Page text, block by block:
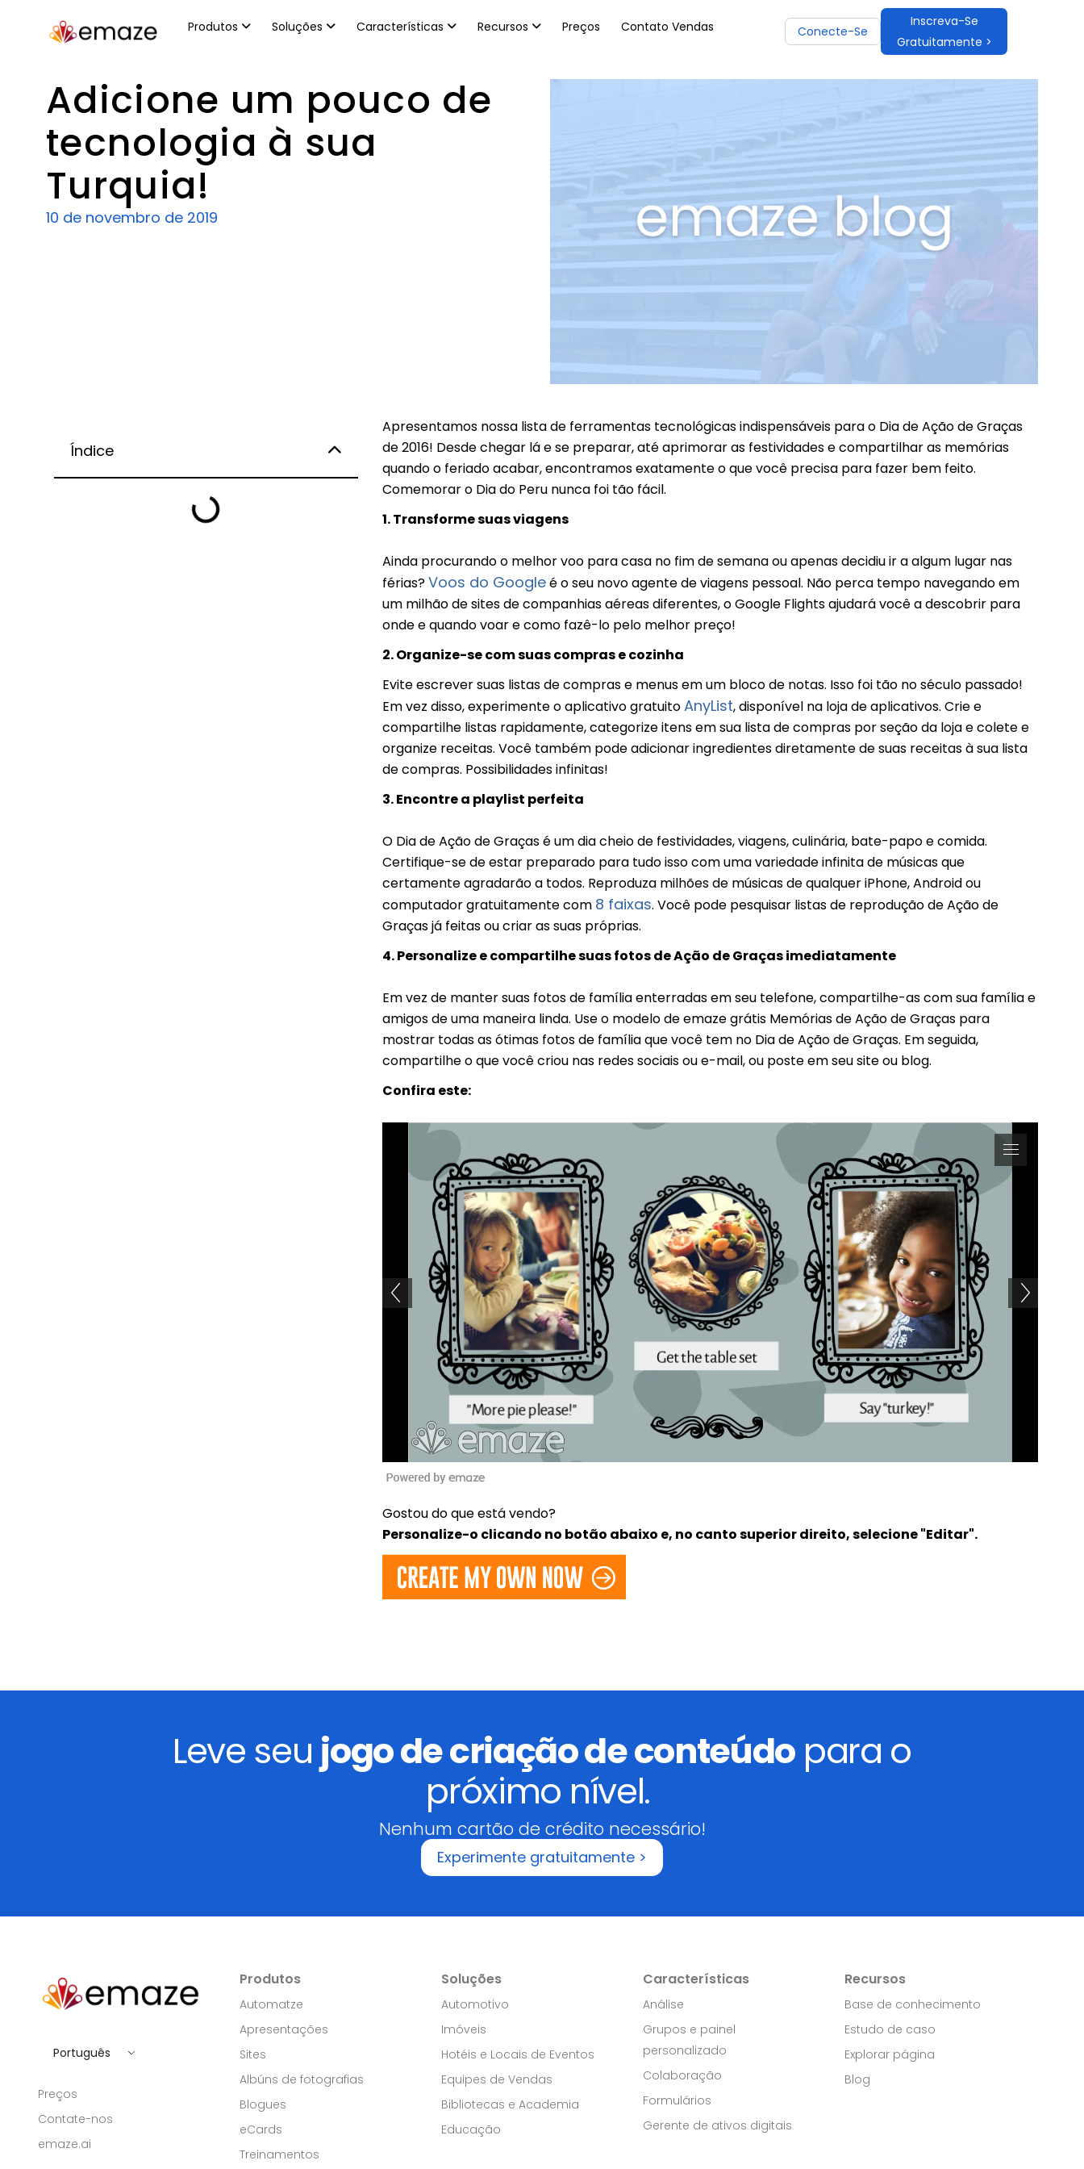
Produtos Soluções Características Recursos Preços Contato Vendas Conecte-Se
Inscreva-Se
Gratuitamente >
Adicione um pouco de
tecnologia à sua
Turquia!
10 de novembro de 2019
Índice
Apresentamos nossa lista de ferramentas tecnológicas indispensáveis para o Dia de Ação de Graças
de 2016! Desde chegar lá e se preparar, até aprimorar as festividades e compartilhar as memórias
quando o feriado acabar, encontramos exatamente o que você precisa para fazer bem feito.
Comemorar o Dia do Peru nunca foi tão fácil.
1. Transforme suas viagens
Ainda procurando o melhor voo para casa no fim de semana ou apenas decidiu ir a algum lugar nas
férias?Voos do Googleé o seu novo agente de viagens pessoal. Não perca tempo navegando em
um milhão de sites de companhias aéreas diferentes, o Google Flights ajudará você a descobrir para
onde e quando voar e como fazê-lo pelo melhor preço!
2. Organize-se com suas compras e cozinha
Evite escrever suas listas de compras e menus em um bloco de notas. Isso foi tão no século passado!
Em vez disso, experimente o aplicativo gratuitoAnyList, disponível na loja de aplicativos. Crie e
compartilhe listas rapidamente, categorize itens em sua lista de compras por seção da loja e colete e
organize receitas. Você também pode adicionar ingredientes diretamente de suas receitas à sua lista
de compras. Possibilidades infinitas!
3. Encontre a playlist perfeita
O Dia de Ação de Graças é um dia cheio de festividades, viagens, culinária, bate-papo e comida.
Certifique-se de estar preparado para tudo isso com uma variedade infinita de músicas que
certamente agradarão a todos. Reproduza milhões de músicas de qualquer iPhone, Android ou
computador gratuitamente com 8 faixas. Você pode pesquisar listas de reprodução de Ação de
Graças já feitas ou criar as suas próprias.
4. Personalize e compartilhe suas fotos de Ação de Graças imediatamente
Em vez de manter suas fotos de família enterradas em seu telefone, compartilhe-as com sua família e
amigos de uma maneira linda. Use o modelo de emaze grátis Memórias de Ação de Graças para
mostrar todas as ótimas fotos de família que você tem no Dia de Ação de Graças. Em seguida,
compartilhe o que você criou nas redes sociais ou e-mail, ou poste em seu site ou blog.
Confira este:
Gostou do que está vendo?
Personalize-o clicando no botão abaixo e, no canto superior direito, selecione "Editar".
Leve seu jogo de criação de conteúdo para o
próximo nível.
Nenhum cartão de crédito necessário!
Experimente gratuitamente >
Português
Preços
Contate-nos
emaze.ai
Produtos
Automatze
Apresentações
Sites
Albúns de fotografias
Blogues
eCards
Treinamentos
Soluções
Automotivo
Imóveis
Hotéis e Locais de Eventos
Equipes de Vendas
Bibliotecas e Academia
Educação
Características
Análise
Grupos e painel
personalizado
Colaboração
Formulários
Gerente de ativos digitais
Recursos
Base de conhecimento
Estudo de caso
Explorar página
Blog